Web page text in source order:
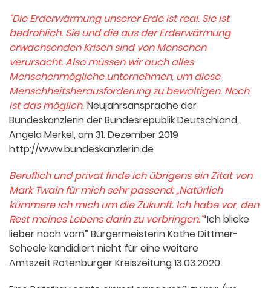
“Die Erderwärmung unserer Erde ist real. Sie ist
bedrohlich. Sie und die aus der Erderwärmung
erwachsenden Krisen sind von Menschen
verursacht. Also müssen wir auch alles
Menschenmögliche unternehmen, um diese
Menschheitsherausforderung zu bewältigen. Noch
ist das möglich.”Neujahrsansprache der
Bundeskanzlerin der Bundesrepublik Deutschland,
Angela Merkel, am 31. Dezember 2019
http://www.bundeskanzlerin.de
Beruflich und privat finde ich übrigens ein Zitat von
Mark Twain für mich sehr passend: „Natürlich
kümmere ich mich um die Zukunft. Ich habe vor, den
Rest meines Lebens darin zu verbringen.““Ich blicke
lieber nach vorn” Bürgermeisterin Käthe Dittmer-
Scheele kandidiert nicht für eine weitere
Amtszeit Rotenburger Kreiszeitung 13.03.2020